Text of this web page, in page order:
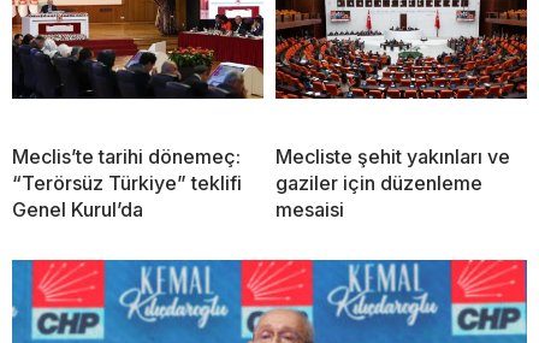
Meclis’te tarihi dönemeç:
“Terörsüz Türkiye” teklifi
Genel Kurul’da
Mecliste şehit yakınları ve
gaziler için düzenleme
mesaisi